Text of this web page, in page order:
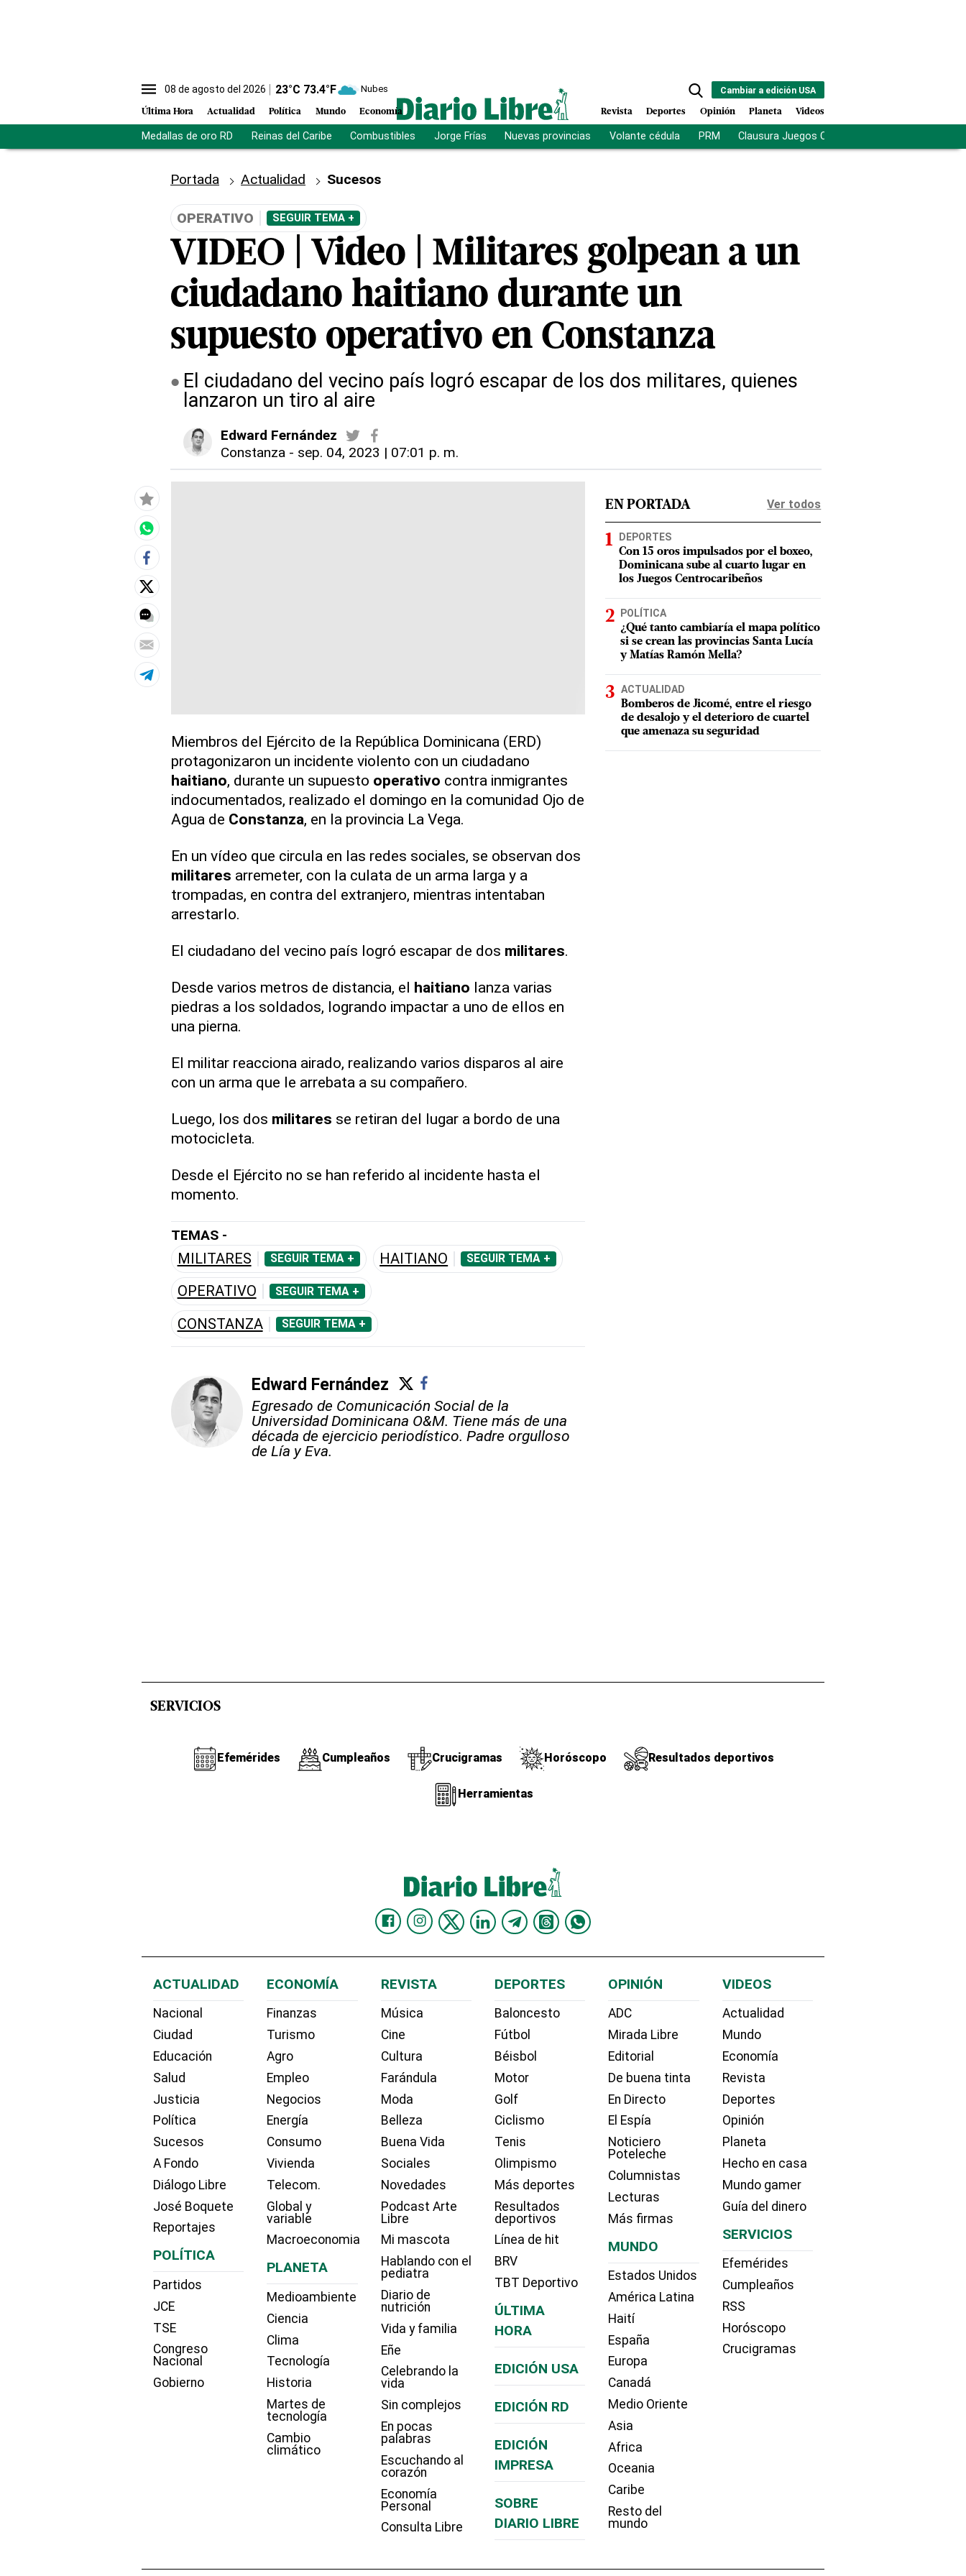
08 de agosto del 2026 23°C 73.4°F Nubes
Última Hora Actualidad Política Mundo Economía
Cambiar a edición USA
Revista Deportes Opinión Planeta Videos
Medallas de oro RD Reinas del Caribe Combustibles Jorge Frías Nuevas provincias Volante cédula PRM Clausura Juegos Centroamericanos
Portada Actualidad Sucesos
OPERATIVO SEGUIR TEMA +
VIDEO | Video | Militares golpean a un
ciudadano haitiano durante un
supuesto operativo en Constanza
El ciudadano del vecino país logró escapar de los dos militares, quienes
lanzaron un tiro al aire
Edward Fernández
Constanza - sep. 04, 2023 | 07:01 p. m.
Miembros del Ejército de la República Dominicana (ERD)
protagonizaron un incidente violento con un ciudadano
haitiano, durante un supuesto operativo contra inmigrantes
indocumentados, realizado el domingo en la comunidad Ojo de
Agua de Constanza, en la provincia La Vega.
En un vídeo que circula en las redes sociales, se observan dos
militares arremeter, con la culata de un arma larga y a
trompadas, en contra del extranjero, mientras intentaban
arrestarlo.
El ciudadano del vecino país logró escapar de dos militares.
Desde varios metros de distancia, el haitiano lanza varias
piedras a los soldados, logrando impactar a uno de ellos en
una pierna.
El militar reacciona airado, realizando varios disparos al aire
con un arma que le arrebata a su compañero.
Luego, los dos militares se retiran del lugar a bordo de una
motocicleta.
Desde el Ejército no se han referido al incidente hasta el
momento.
TEMAS -
MILITARES SEGUIR TEMA + HAITIANO SEGUIR TEMA +
OPERATIVO SEGUIR TEMA +
CONSTANZA SEGUIR TEMA +
Edward Fernández
Egresado de Comunicación Social de la
Universidad Dominicana O&M. Tiene más de una
década de ejercicio periodístico. Padre orgulloso
de Lía y Eva.
EN PORTADA Ver todos
DEPORTES
Con 15 oros impulsados por el boxeo,
Dominicana sube al cuarto lugar en
los Juegos Centrocaribeños
POLÍTICA
¿Qué tanto cambiaría el mapa político
si se crean las provincias Santa Lucía
y Matías Ramón Mella?
ACTUALIDAD
Bomberos de Jicomé, entre el riesgo
de desalojo y el deterioro de cuartel
que amenaza su seguridad
SERVICIOS
Efemérides Cumpleaños Crucigramas Horóscopo Resultados deportivos
Herramientas
ACTUALIDAD
Nacional
Ciudad
Educación
Salud
Justicia
Política
Sucesos
A Fondo
Diálogo Libre
José Boquete
Reportajes
POLÍTICA
Partidos
JCE
TSE
Congreso
Nacional
Gobierno
ECONOMÍA
Finanzas
Turismo
Agro
Empleo
Negocios
Energía
Consumo
Vivienda
Telecom.
Global y
variable
Macroeconomia
PLANETA
Medioambiente
Ciencia
Clima
Tecnología
Historia
Martes de
tecnología
Cambio
climático
REVISTA
Música
Cine
Cultura
Farándula
Moda
Belleza
Buena Vida
Sociales
Novedades
Podcast Arte
Libre
Mi mascota
Hablando con el
pediatra
Diario de
nutrición
Vida y familia
Eñe
Celebrando la
vida
Sin complejos
En pocas
palabras
Escuchando al
corazón
Economía
Personal
Consulta Libre
DEPORTES
Baloncesto
Fútbol
Béisbol
Motor
Golf
Ciclismo
Tenis
Olimpismo
Más deportes
Resultados
deportivos
Línea de hit
BRV
TBT Deportivo
ÚLTIMA
HORA
EDICIÓN USA
EDICIÓN RD
EDICIÓN
IMPRESA
SOBRE
DIARIO LIBRE
OPINIÓN
ADC
Mirada Libre
Editorial
De buena tinta
En Directo
El Espía
Noticiero
Poteleche
Columnistas
Lecturas
Más firmas
MUNDO
Estados Unidos
América Latina
Haití
España
Europa
Canadá
Medio Oriente
Asia
Africa
Oceania
Caribe
Resto del
mundo
VIDEOS
Actualidad
Mundo
Economía
Revista
Deportes
Opinión
Planeta
Hecho en casa
Mundo gamer
Guía del dinero
SERVICIOS
Efemérides
Cumpleaños
RSS
Horóscopo
Crucigramas